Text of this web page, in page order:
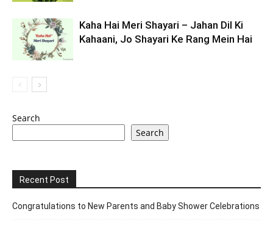
Kaha Hai Meri Shayari – Jahan Dil Ki
Kahaani, Jo Shayari Ke Rang Mein Hai
Search
Search
Recent Post
Congratulations to New Parents and Baby Shower Celebrations